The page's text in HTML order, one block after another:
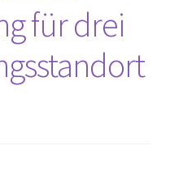
für drei